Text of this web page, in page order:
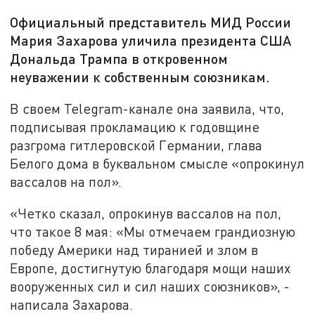
Официальный представитель МИД России
Мария Захарова уличила президента США
Дональда Трампа в откровенном
неуважении к собственным союзникам.
В своем Telegram-канале она заявила, что,
подписывая прокламацию к годовщине
разгрома гитлеровской Германии, глава
Белого дома в буквальном смысле «опрокинул
вассалов на пол».
«Четко сказал, опрокинув вассалов на пол,
что такое 8 мая: «Мы отмечаем грандиозную
победу Америки над тиранией и злом в
Европе, достигнутую благодаря мощи наших
вооруженных сил и сил наших союзников», -
написала Захарова.